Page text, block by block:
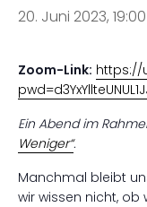
20. Juni 2023, 19:00
Zoom-Link: https://
Ein Abend im
Weniger“.
Manchmal bleibt
wir wissen nicht, ob